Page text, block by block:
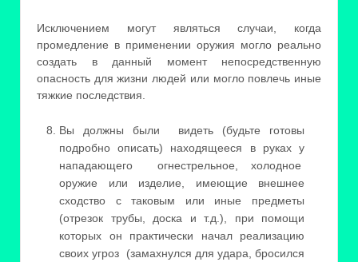
Исключением могут являться случаи, когда
промедление в применении оружия могло реально
создать в данный момент непосредственную
опасность для жизни людей или могло повлечь иные
тяжкие последствия.
Вы должны были видеть (будьте готовы
подробно описать) находящееся в руках у
нападающего огнестрельное, холодное
оружие или изделие, имеющие внешнее
сходство с таковым или иные предметы
(отрезок трубы, доска и т.д.), при помощи
которых он практически начал реализацию
своих угроз (замахнулся для удара, бросился